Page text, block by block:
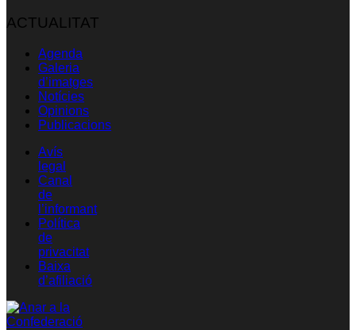
ACTUALITAT
Agenda
Galeria
d’imatges
Notícies
Opinions
Publicacions
Avís
legal
Canal
de
l’informant
Política
de
privacitat
Baixa
d’afiliació